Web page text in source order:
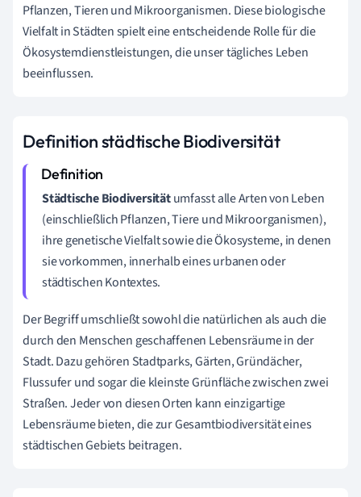
Pflanzen, Tieren und Mikroorganismen. Diese biologische
Vielfalt in Städten spielt eine entscheidende Rolle für die
Ökosystemdienstleistungen, die unser tägliches Leben
beeinflussen.
Definition städtische Biodiversität
Städtische Biodiversitätumfasst alle Arten von Leben
(einschließlich Pflanzen, Tiere und Mikroorganismen),
ihre genetische Vielfalt sowie die Ökosysteme, in denen
sie vorkommen, innerhalb eines urbanen oder
städtischen Kontextes.
Der Begriff umschließt sowohl die natürlichen als auch die
durch den Menschen geschaffenen Lebensräume in der
Stadt. Dazu gehören Stadtparks, Gärten, Gründächer,
Flussufer und sogar die kleinste Grünfläche zwischen zwei
Straßen. Jeder von diesen Orten kann einzigartige
Lebensräume bieten, die zur Gesamtbiodiversität eines
städtischen Gebiets beitragen.